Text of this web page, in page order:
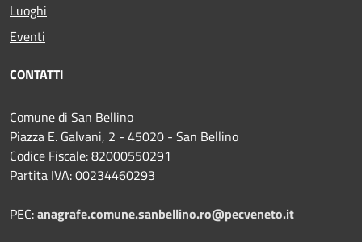
Luoghi
Eventi
CONTATTI
Comune di San Bellino
Piazza E. Galvani, 2 - 45020 - San Bellino
Codice Fiscale: 82000550291
Partita IVA: 00234460293
PEC:anagrafe.comune.sanbellino.ro@pecveneto.it